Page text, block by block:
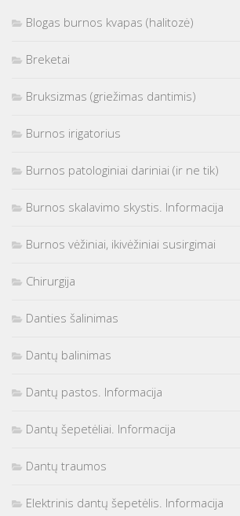
Blogas burnos kvapas (halitozė)
Breketai
Bruksizmas (griežimas dantimis)
Burnos irigatorius
Burnos patologiniai dariniai (ir ne tik)
Burnos skalavimo skystis. Informacija
Burnos vėžiniai, ikivėžiniai susirgimai
Chirurgija
Danties šalinimas
Dantų balinimas
Dantų pastos. Informacija
Dantų šepetėliai. Informacija
Dantų traumos
Elektrinis dantų šepetėlis. Informacija